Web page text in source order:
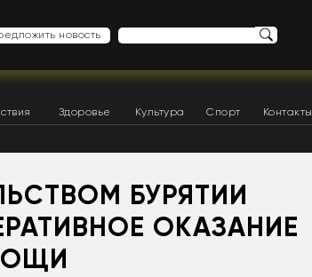
новость
Здоровье Культура Спорт Контакты
БУРЯТИИ
ОКАЗАНИЕ